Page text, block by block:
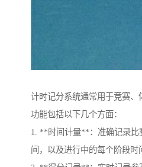
计时记分系统通常用于竞赛
功能包括以下几个方面：
1. **时间计量**：准确记录比
间，以及进行中的每个阶段时